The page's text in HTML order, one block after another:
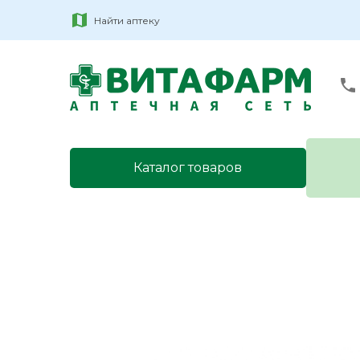
Найти аптеку
Каталог товаров